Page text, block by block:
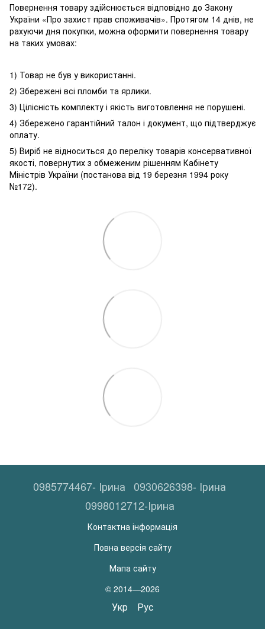
Повернення товару здійснюється відповідно до Закону
України «Про захист прав споживачів». Протягом 14 днів, не
рахуючи дня покупки, можна оформити повернення товару
на таких умовах:
1) Товар не був у використанні.
2) Збережені всі пломби та ярлики.
3) Цілісність комплекту і якість виготовлення не порушені.
4) Збережено гарантійний талон і документ, що підтверджує
оплату.
5) Виріб не відноситься до переліку товарів консервативної
якості, повернутих з обмеженим рішенням Кабінету
Міністрів України (постанова від 19 березня 1994 року
№172).
0985774467- Ірина 0930626398- Ірина
0998012712-Ірина
Контактна інформація
Повна версія сайту
Мапа сайту
© 2014—2026
Укр Рус